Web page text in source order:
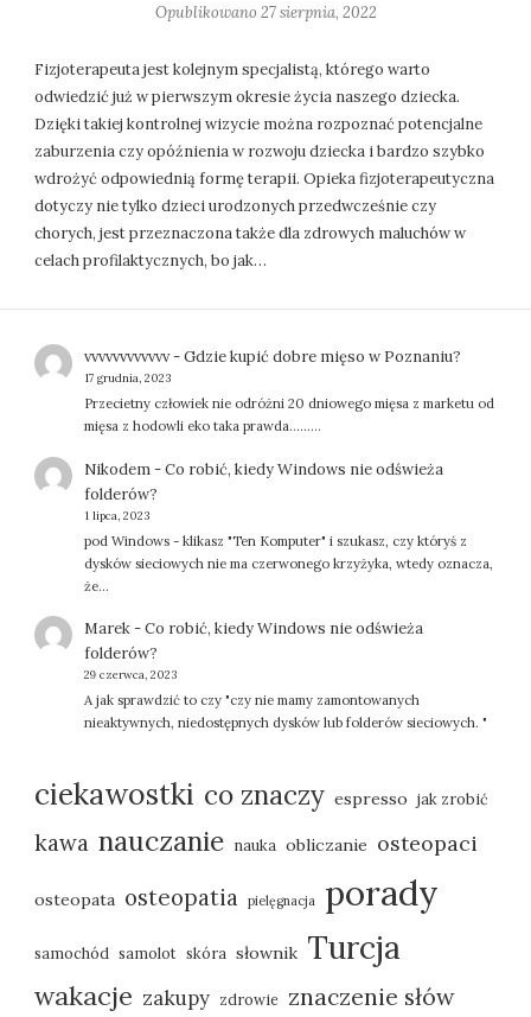
Opublikowano 27 sierpnia, 2022
Fizjoterapeuta jest kolejnym specjalistą, którego warto
odwiedzić już w pierwszym okresie życia naszego dziecka.
Dzięki takiej kontrolnej wizycie można rozpoznać potencjalne
zaburzenia czy opóźnienia w rozwoju dziecka i bardzo szybko
wdrożyć odpowiednią formę terapii. Opieka fizjoterapeutyczna
dotyczy nie tylko dzieci urodzonych przedwcześnie czy
chorych, jest przeznaczona także dla zdrowych maluchów w
celach profilaktycznych, bo jak…
vvvvvvvvvvvv-Gdzie kupić dobre mięso w Poznaniu?
17 grudnia, 2023
Przecietny człowiek nie odróżni 20 dniowego mięsa z marketu od
mięsa z hodowli eko taka prawda.........
Nikodem-Co robić, kiedy Windows nie odświeża
folderów?
1 lipca, 2023
pod Windows - klikasz "Ten Komputer" i szukasz, czy któryś z
dysków sieciowych nie ma czerwonego krzyżyka, wtedy oznacza,
że…
Marek-Co robić, kiedy Windows nie odświeża
folderów?
29 czerwca, 2023
A jak sprawdzić to czy "czy nie mamy zamontowanych
nieaktywnych, niedostępnych dysków lub folderów sieciowych. "
ciekawostki co znaczy espresso jak zrobić
kawa nauczanie nauka obliczanie osteopaci
osteopata osteopatia pielęgnacja porady
samochód samolot skóra słownik Turcja
wakacje zakupy zdrowie znaczenie słów